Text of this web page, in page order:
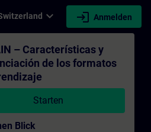
expand_more login Anmelden
Training - Schulung -
– Características y
de los formatos
Starten
Blick